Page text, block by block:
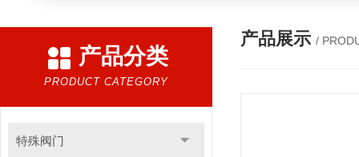
产品分类
PRODUCT CATEGORY
特殊阀门
产品展示 /